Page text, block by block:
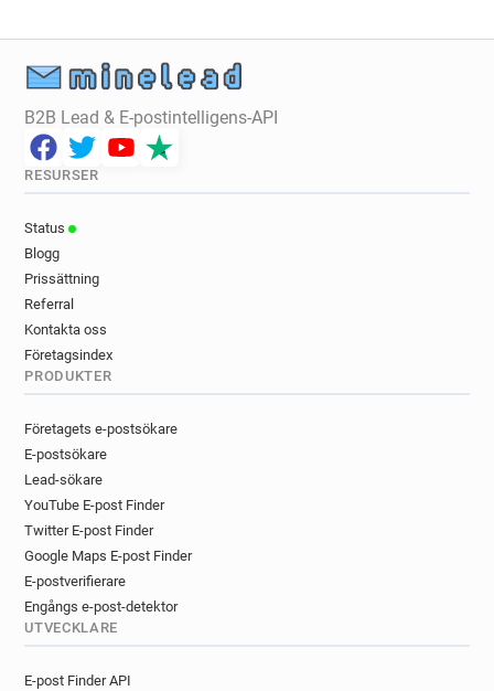
B2B Lead & E-postintelligens-API
RESURSER
Status
Blogg
Prissättning
Referral
Kontakta oss
Företagsindex
PRODUKTER
Företagets e-postsökare
E-postsökare
Lead-sökare
YouTube E-post Finder
Twitter E-post Finder
Google Maps E-post Finder
E-postverifierare
Engångs e-post-detektor
UTVECKLARE
E-post Finder API